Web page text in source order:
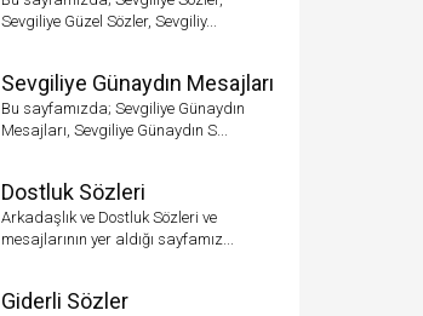
Sevgiliye Güzel Sözler, Sevgiliy...
Sevgiliye Günaydın Mesajları
Bu sayfamızda; Sevgiliye Günaydın
Mesajları, Sevgiliye Günaydın S...
Dostluk Sözleri
Arkadaşlık ve Dostluk Sözleri ve
mesajlarının yer aldığı sayfamız...
Giderli Sözler